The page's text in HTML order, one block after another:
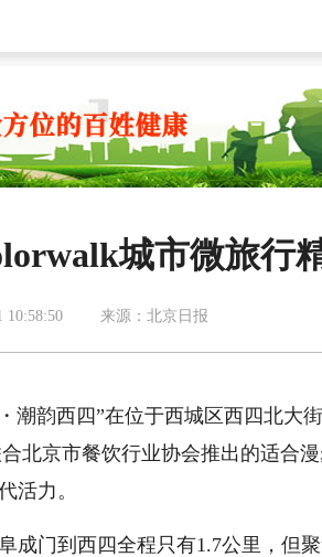
城市微旅行
10:58:50 来源：北京日报
潮韵西四”在位于西城区西四北大
北京市餐饮行业协会推出的适合
活力。
成门到西四全程只有1.7公里，但